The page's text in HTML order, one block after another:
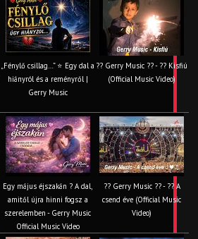
„Fénylő csillag…” ⭐ Egy dal a
hiányról és a reményről |
Gerry Music
?? Gerry Music ?? - ?? Kisfiú
(Official Music Video)
Egy május éjszakán ? A dal,
amitől újra hinni fogsz a
szerelemben - Gerry Music
Official Music Video
?? Gerry Music ?? - ?? A
csend éve (Official Music
Video)